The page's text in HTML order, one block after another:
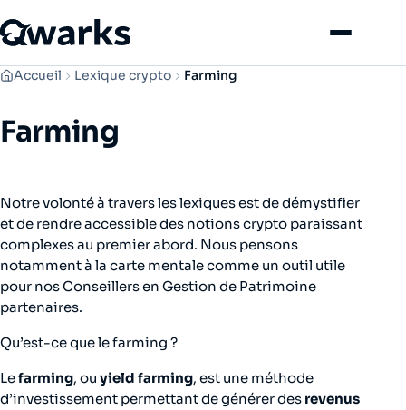
Menu
Accueil Lexique crypto Farming
Farming
Notre volonté à travers les lexiques est de démystifier
et de rendre accessible des notions crypto paraissant
complexes au premier abord. Nous pensons
notamment à la carte mentale comme un outil utile
pour nos Conseillers en Gestion de Patrimoine
partenaires.
Qu’est-ce que le farming ?
Lefarming, ou yield farming, est une méthode
d’investissement permettant de générer des revenus